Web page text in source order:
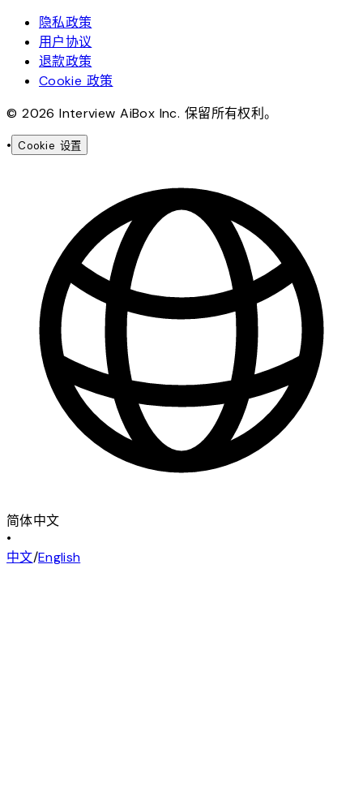
隐私政策
用户协议
退款政策
Cookie 政策
© 2026 Interview AiBox Inc. 保留所有权利。
• Cookie 设置
简体中文
•
中文/English